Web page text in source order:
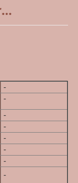
-
-
-
-
-
-
-
-